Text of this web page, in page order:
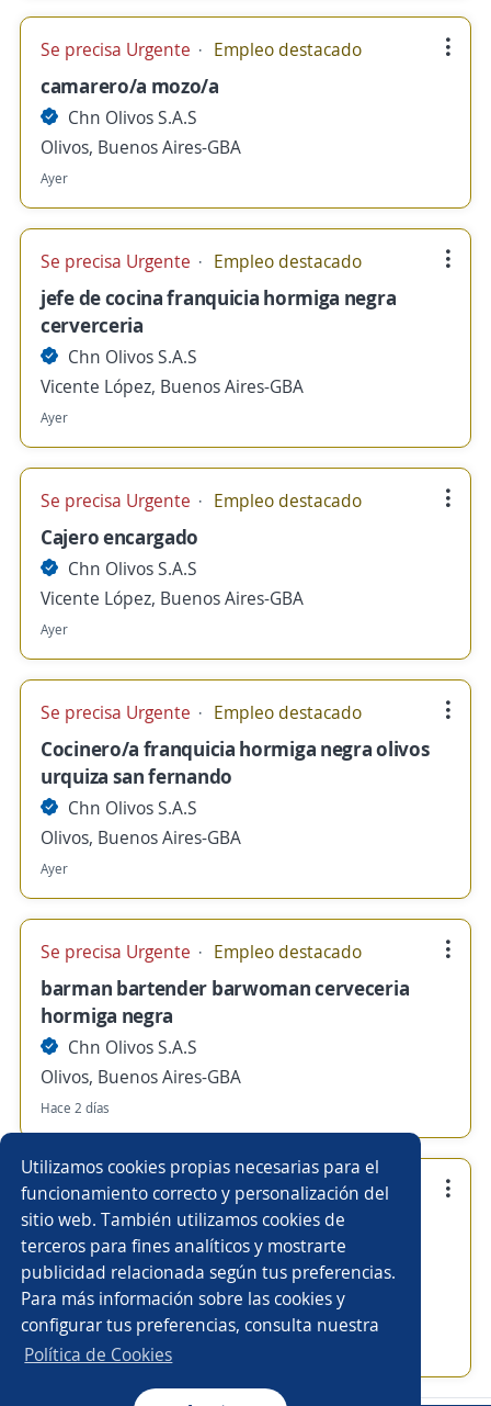
Utilizamos cookies propias necesarias para el
funcionamiento correcto y personalización del
sitio web. También utilizamos cookies de
terceros para fines analíticos y mostrarte
publicidad relacionada según tus preferencias.
Para más información sobre las cookies y
configurar tus preferencias, consulta nuestra
Política de Cookies
Se precisa Urgente Empleo destacado
camarero/a mozo/a
Chn Olivos S.A.S
Olivos, Buenos Aires-GBA
Ayer
Se precisa Urgente Empleo destacado
jefe de cocina franquicia hormiga negra
cerverceria
Chn Olivos S.A.S
Vicente López, Buenos Aires-GBA
Ayer
Se precisa Urgente Empleo destacado
Cajero encargado
Chn Olivos S.A.S
Vicente López, Buenos Aires-GBA
Ayer
Se precisa Urgente Empleo destacado
Cocinero/a franquicia hormiga negra olivos
urquiza san fernando
Chn Olivos S.A.S
Olivos, Buenos Aires-GBA
Ayer
Se precisa Urgente Empleo destacado
barman bartender barwoman cerveceria
hormiga negra
Chn Olivos S.A.S
Olivos, Buenos Aires-GBA
Hace 2 días
Se precisa Urgente Empleo destacado
ayudante de cocina cerveceria hormiga
negra
Chn Olivos S.A.S
Olivos, Buenos Aires-GBA
Hace 2 días